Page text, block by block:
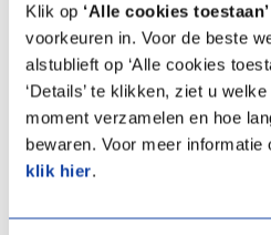
Klik op ‘Alle cookies toestaan’
voorkeuren in. Voor de beste
alstublieft op ‘Alle cookies
‘Details’ te klikken, ziet u
moment verzamelen en hoe
bewaren. Voor meer
klik hier.
arrow_forward
Thermostaten en regelaars
arrow_forward Lees verder